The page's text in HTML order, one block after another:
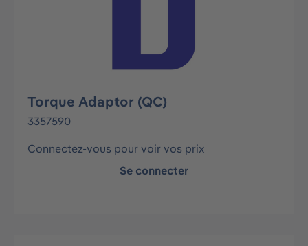
Torque Adaptor (QC)
3357590
Connectez-vous pour voir vos prix
Se connecter